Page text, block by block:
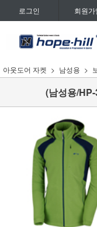
로그인 회원가
아웃도어 자켓 남성용
(남성용/